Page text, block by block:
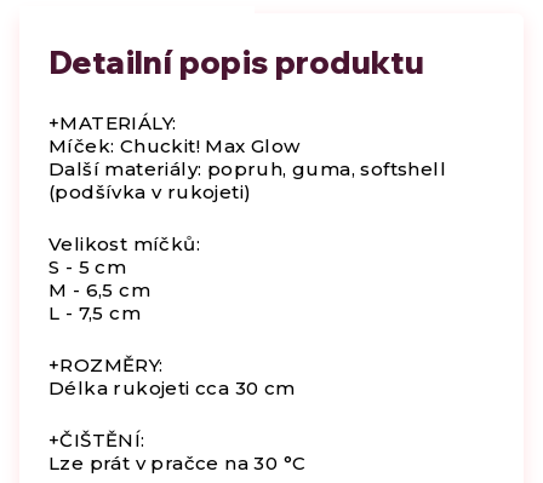
Detailní popis produktu
+MATERIÁLY:
Míček: Chuckit! Max Glow
Další materiály: popruh, guma, softshell
(podšívka v rukojeti)
Velikost míčků:
S - 5 cm
M - 6,5 cm
L - 7,5 cm
+ROZMĚRY:
Délka rukojeti cca 30 cm
+ČIŠTĚNÍ:
Lze prát v pračce na 30 °C